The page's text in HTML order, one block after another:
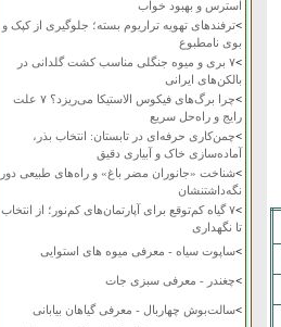
استرس و بهبود خواب
>ترفندهای تهویه تراریوم بسته؛ جلوگیری از کپک و
بوی نامطبوع
>
۷ بری و میوه جنگلی مناسب کشت گلدانی در
بالکن‌های ایرانی
>
چرا برگ‌های فیکوس الاستیکا می‌ریزد؟ ۷ علت
رایج و راه‌حل سریع
>چمن‌کاری حرفه‌ای در تابستان: انتخاب بذر،
آماده‌سازی خاک و آبیاری دقیق
>شناخت «جانوران مضر باغ» و راه‌های طبیعی دور
نگه‌داشتنشان
>
۷ گیاه کم‌توقع برای آپارتمان‌های کم‌نور؛ از انتخاب
تا نگهداری
>ساپوت سیاه - معرفی میوه های استوایی
>چغندر - معرفی سبزی جات
>سالت‌بوش چهاربال - معرفی گیاهان بیابانی